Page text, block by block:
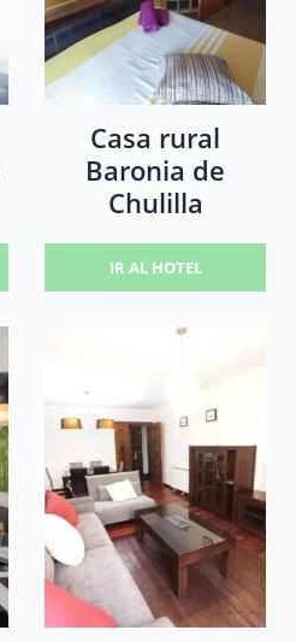
Casa rural
Baronia de
Chulilla
IR AL HOTEL